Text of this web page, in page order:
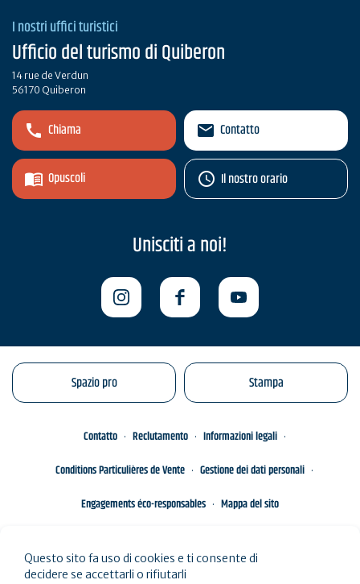
I nostri uffici turistici
Ufficio del turismo di Quiberon
14 rue de Verdun
56170 Quiberon
Chiama
Opuscoli
Contatto
Il nostro orario
Unisciti a noi!
Spazio pro Stampa
Contatto Reclutamento
Informazioni legali
Conditions Particulières de Vente
Gestione dei dati personali
Engagements éco-responsables
Mappa del sito
Questo sito fa uso di cookies e ti consente di
decidere se accettarli o rifiutarli